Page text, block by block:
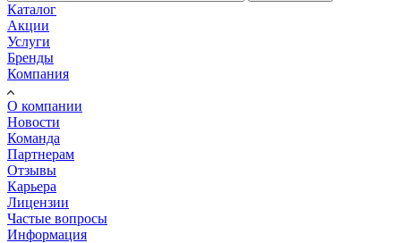
Каталог
Акции
Услуги
Бренды
Компания
О компании
Новости
Команда
Партнерам
Отзывы
Карьера
Лицензии
Частые вопросы
Информация